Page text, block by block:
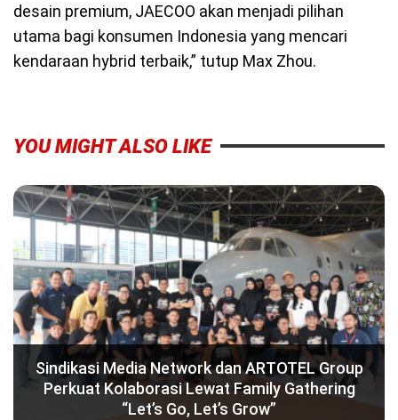
desain premium, JAECOO akan menjadi pilihan
utama bagi konsumen Indonesia yang mencari
kendaraan hybrid terbaik,” tutup Max Zhou.
YOU MIGHT ALSO LIKE
Sindikasi Media Network dan ARTOTEL Group
Perkuat Kolaborasi Lewat Family Gathering
“Let’s Go, Let’s Grow”